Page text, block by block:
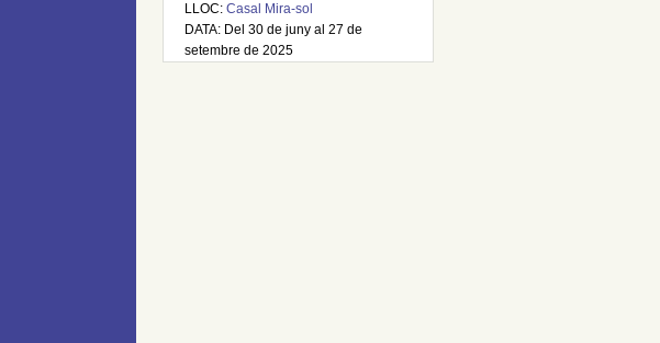
LLOC: Casal Mira-sol
DATA: Del 30 de juny al 27 de
setembre de 2025